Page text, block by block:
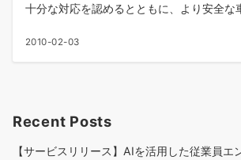
十分な対応を認めるとともに、より安全な
2010-02-03
Recent Posts
【サービスリリース】AIを活用した従業員エ